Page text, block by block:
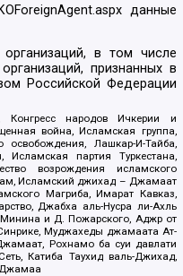
данные
в том числе
признанных в
Российской Федерации
народов Ичкерии и
война, Исламская группа,
освобождения, Лашкар-И-Тайба,
партия Туркестана,
возрождения исламского
Исламский джихад – Джамаат
Магриба, Имарат Кавказ,
Джабха аль-Нусра ли-Ахль
и Д. Пожарского, Аджр от
Муджахеды джамаата Ат-
Рохнамо ба суи давлати
Катиба Таухид валь-Джихад,